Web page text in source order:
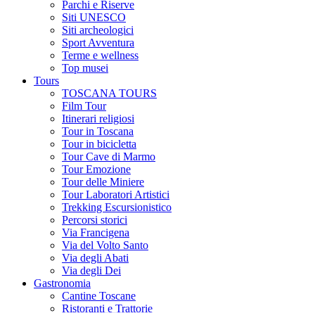
Parchi e Riserve
Siti UNESCO
Siti archeologici
Sport Avventura
Terme e wellness
Top musei
Tours
TOSCANA TOURS
Film Tour
Itinerari religiosi
Tour in Toscana
Tour in bicicletta
Tour Cave di Marmo
Tour Emozione
Tour delle Miniere
Tour Laboratori Artistici
Trekking Escursionistico
Percorsi storici
Via Francigena
Via del Volto Santo
Via degli Abati
Via degli Dei
Gastronomia
Cantine Toscane
Ristoranti e Trattorie